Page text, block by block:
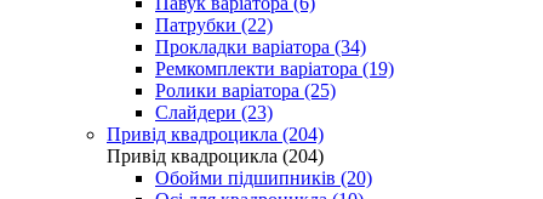
Патрубки (22)
Прокладки варіатора (34)
Ремкомплекти варіатора (19)
Ролики варіатора (25)
Слайдери (23)
Привід квадроцикла (204)
Привід квадроцикла (204)
Обойми підшипників (20)